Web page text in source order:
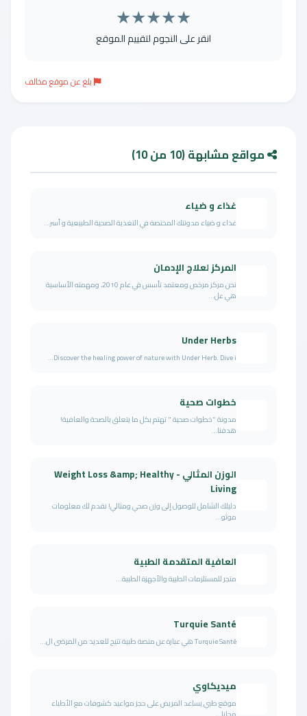
★
★
★
★
★
انقر على النجوم لتقييم الموقع
بلغ عن موقع مخالف
مواقع مشابهة (10 من 10)
غذاء و ضياء
غذاء و ضياء مدونتك المختصة في التغذية الصحية الطبيعية و أسر...
المركز لعلاج الإدمان
نحن مركز مرخص ومعتمد تأسس في عام 2010، ومهمته الأساسية
هي عل...
Under Herbs
Discover the healing power of nature with Under Herb. Dive i...
خطوات صحية
مدونة "خطوات صحية " تهتم بكل ما يتعلق بالصحة والعافية!
هدفنا...
الوزن المثالي - Weight Loss &amp; Healthy
Living
دليلك الشامل للوصول إلى وزن صحي ومثالي! نقدم لك معلومات
موثو...
العافية المتقدمة الطبية
متجر للمستلزمات الطبية والأجهزة الطبية...
Turquie Santé
Turquie Santé هي عبارة عن منصة طبية تتيح للعديد من المرضى ال...
ميديكاوي
موقع طبي يساعد المريض على حجز مواعيد كشوفات مع الأطباء